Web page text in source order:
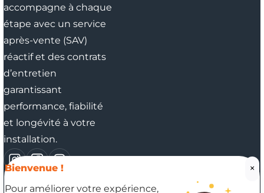
Bienvenue ! ×
Pour améliorer votre expérience,
accompagne à chaque
étape avec un service
après-vente (SAV)
réactif et des contrats
d’entretien
garantissant
performance, fiabilité
et longévité à votre
installation.